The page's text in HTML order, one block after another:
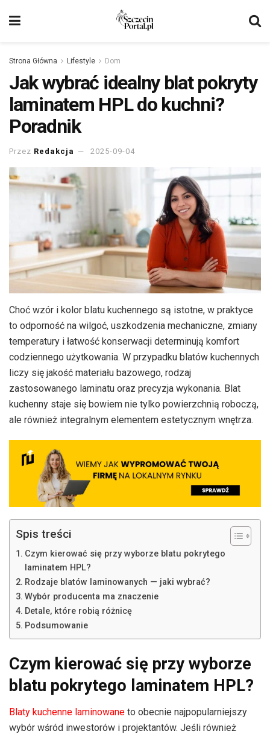
Strona Główna Lifestyle Dom
Jak wybrać idealny blat pokryty
laminatem HPL do kuchni?
Poradnik
Przez Redakcja 2025-09-04
Choć wzór i kolor blatu kuchennego są istotne, w praktyce
to odporność na wilgoć, uszkodzenia mechaniczne, zmiany
temperatury i łatwość konserwacji determinują komfort
codziennego użytkowania. W przypadku blatów kuchennych
liczy się jakość materiału bazowego, rodzaj
zastosowanego laminatu oraz precyzja wykonania. Blat
kuchenny staje się bowiem nie tylko powierzchnią roboczą,
ale również integralnym elementem estetycznym wnętrza.
Spis treści
Czym kierować się przy wyborze blatu pokrytego
laminatem HPL?
Rodzaje blatów laminowanych — jaki wybrać?
Wybór producenta ma znaczenie
Detale, które robią różnicę
Podsumowanie
Czym kierować się przy wyborze
blatu pokrytego laminatem HPL?
Blaty kuchenne laminowane to obecnie najpopularniejszy
wybór wśród inwestorów i projektantów. Jeśli również